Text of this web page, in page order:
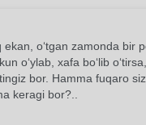
ekan, o‘tgan zamonda bir
o‘ylab, xafa bo‘lib
bor. Hamma fuqaro
keragi bor?..